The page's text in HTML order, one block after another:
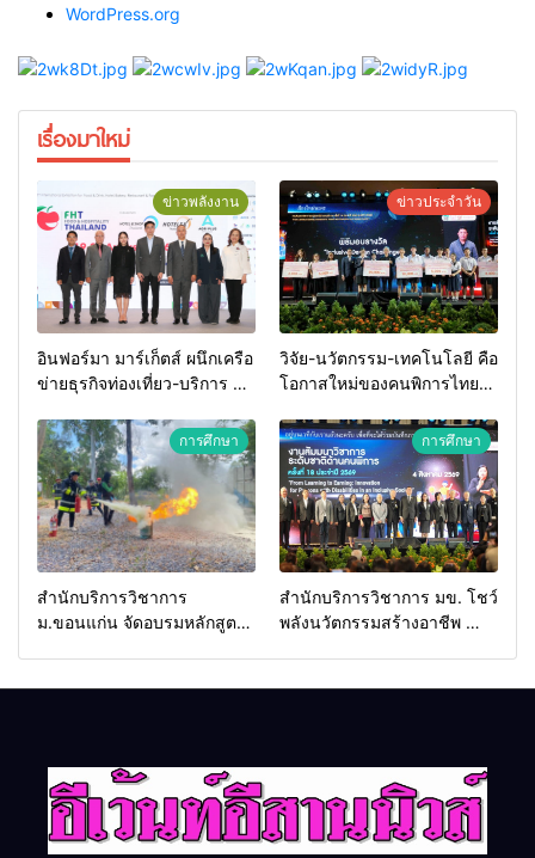
WordPress.org
เรื่องมาใหม่
ข่าวพลังงาน
อินฟอร์มา มาร์เก็ตส์ ผนึกเครือ
ข่ายธุรกิจท่องเที่ยว-บริการ จัด
2026 เชื่อม 4 งานใหญ่ สร้าง
โอกาสธุรกิจครบวงจร ด้วย
ครับ
ข่าวประจำวัน
วิจัย-นวัตกรรม-เทคโนโลยี คือ
โอกาสใหม่ของคนพิการไทย
ประเทศ
การศึกษา
สำนักบริการวิชาการ
ม.ขอนแก่น จัดอบรมหลักสูตร
การศึกษา
สำนักบริการวิชาการ มข. โชว์
พลังนวัตกรรมสร้างอาชีพ นำ